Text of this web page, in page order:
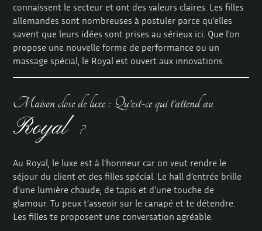
connaissent le secteur et ont des valeurs claires. Les filles
allemandes sont nombreuses à postuler parce qu’elles
savent que leurs idées sont prises au sérieux ici. Que l’on
propose une nouvelle forme de performance ou un
massage spécial, le Royal est ouvert aux innovations.
Maison close de luxe : Qu’est-ce qui t’attend au
Royal ?
Au Royal, le luxe est à l’honneur car on veut rendre le
séjour du client et des filles spécial. Le hall d’entrée brille
d’une lumière chaude, de tapis et d’une touche de
glamour. Tu peux t’asseoir sur le canapé et te détendre.
Les filles te proposent une conversation agréable.